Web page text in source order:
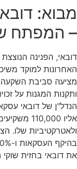
מבוא:
– המפתח
דובאי, הפנינה
האחרונות למוקד
מציעה סביבת השקעה
אליו
את דובאי בחזית שוקי